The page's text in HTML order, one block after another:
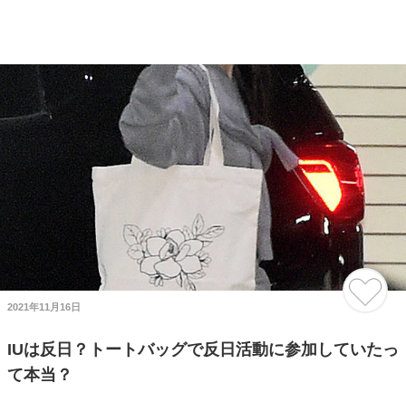
2021年11月16日
IUは反日？トートバッグで反日活動に参加していたっ
て本当？